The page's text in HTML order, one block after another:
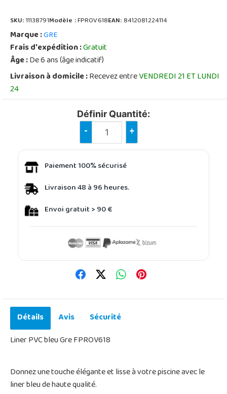
SKU:11138791Modèle :FPROV618EAN:8412081224114
Marque :GRE
Frais d'expédition :Gratuit
Âge :De 6 ans (âge indicatif)
Livraison à domicile :Recevez entreVENDREDI 21 ET LUNDI
24
Définir Quantité:
- +
Paiement 100% sécurisé
Livraison 48 à 96 heures.
Envoi gratuit > 90 €
Détails Avis
Sécurité
Liner PVC bleu Gre FPROV618
Donnez une touche élégante et lisse à votre piscine avec le
liner bleu de haute qualité.